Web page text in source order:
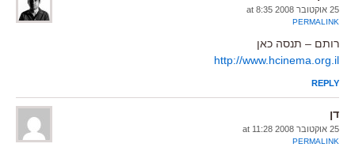
25 אוקטובר 2008 at 8:35
PERMALINK
רותם – תנסה כאן
http://www.hcinema.org.il
REPLY
דן
25 אוקטובר 2008 at 11:28
PERMALINK